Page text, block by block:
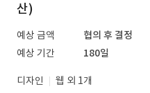
산)
예상 금액
협의 후 결정
예상 기간
180일
디자인
웹 외 1개